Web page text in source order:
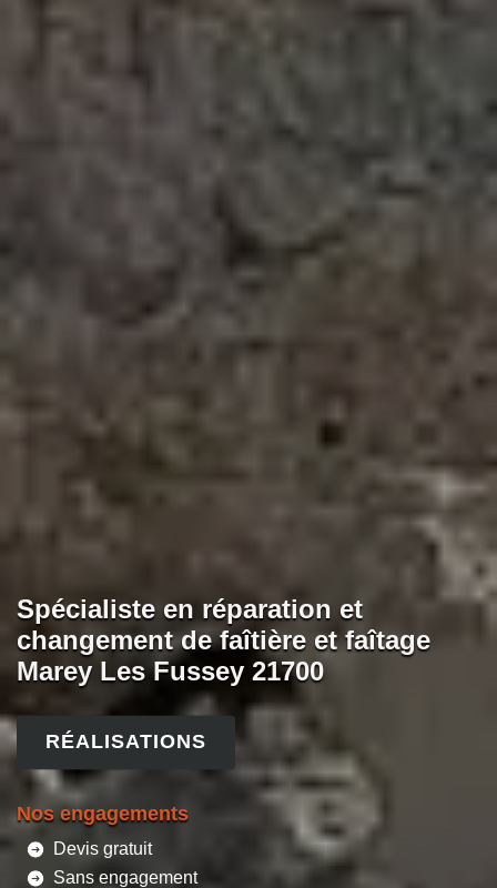
Spécialiste en réparation et
changement de faîtière et faîtage
Marey Les Fussey 21700
RÉALISATIONS
Nos engagements
Devis gratuit
Sans engagement